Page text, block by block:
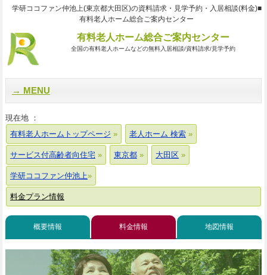
学研ココファン仲池上(東京都大田区)の資料請求・見学予約・入居相談(料金)■
有料老人ホーム総合ご案内センター
有料老人ホーム総合ご案内センター
全国の有料老人ホームなどの無料入居相談/資料請求/見学予約
MENU
現在地 ：
有料老人ホームトップページ
老人ホーム 検索
サービス付高齢者向住宅 東京都 大田区
学研ココファン仲池上
料金プラン情報
概要情報 料金情報 地図情報